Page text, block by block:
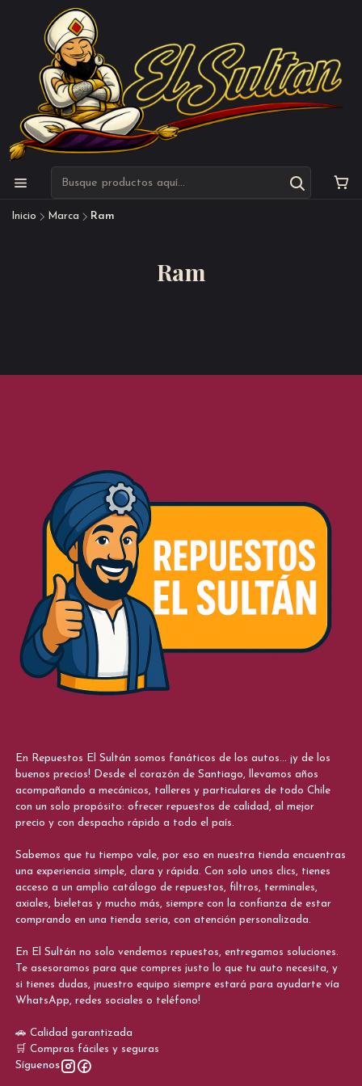
Inicio Marca Ram
Ram
En Repuestos El Sultán somos fanáticos de los autos... ¡y de los
buenos precios! Desde el corazón de Santiago, llevamos años
acompañando a mecánicos, talleres y particulares de todo Chile
con un solo propósito: ofrecer repuestos de calidad, al mejor
precio y con despacho rápido a todo el país.
Sabemos que tu tiempo vale, por eso en nuestra tienda encuentras
una experiencia simple, clara y rápida. Con solo unos clics, tienes
acceso a un amplio catálogo de repuestos, filtros, terminales,
axiales, bieletas y mucho más, siempre con la confianza de estar
comprando en una tienda seria, con atención personalizada.
En El Sultán no solo vendemos repuestos, entregamos soluciones.
Te asesoramos para que compres justo lo que tu auto necesita, y
si tienes dudas, ¡nuestro equipo siempre estará para ayudarte vía
WhatsApp, redes sociales o teléfono!
🚗 Calidad garantizada
🛒 Compras fáciles y seguras
Síguenos